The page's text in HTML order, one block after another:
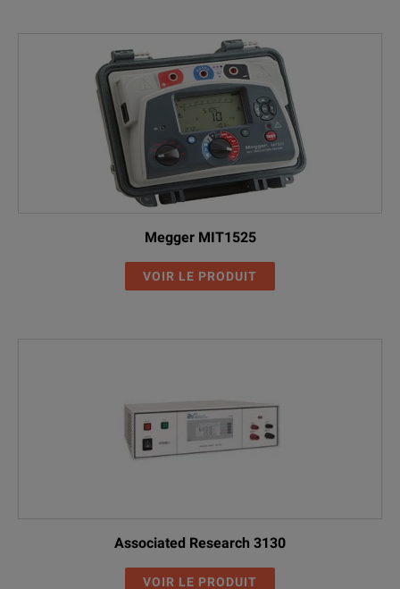
Megger MIT1525
VOIR LE PRODUIT
Associated Research 3130
VOIR LE PRODUIT